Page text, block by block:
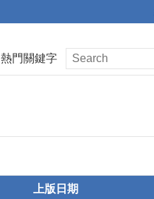
熱門關鍵字
上版日期